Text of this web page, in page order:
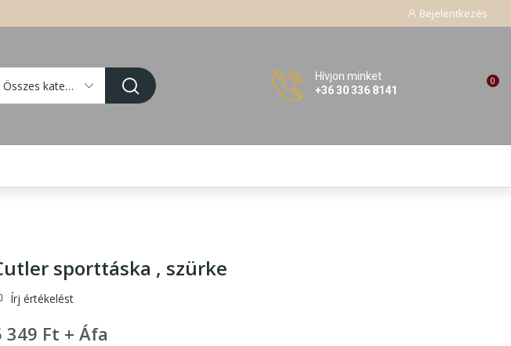
Bejelentkezés
Összes kategória
Hívjon minket
+36 30 336 8141
0
sporttáska , szürke
Írj értékelést
349 Ft + Áfa